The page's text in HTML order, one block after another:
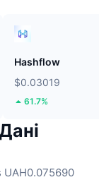
Hashflow
$0.03019
61.7%
UAH0.075690